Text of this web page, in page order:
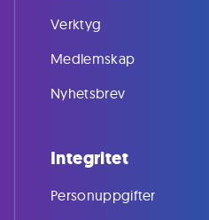
Verktyg
Medlemskap
Nyhetsbrev
Integritet
Personuppgifter